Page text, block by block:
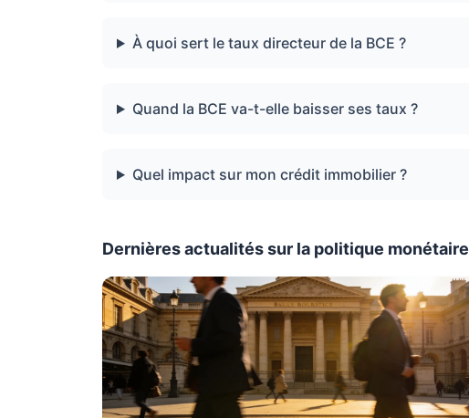
À quoi sert le taux directeur de la BCE ?
Quand la BCE va-t-elle baisser ses taux ?
Quel impact sur mon crédit immobilier ?
Dernières actualités sur la politique monétaire